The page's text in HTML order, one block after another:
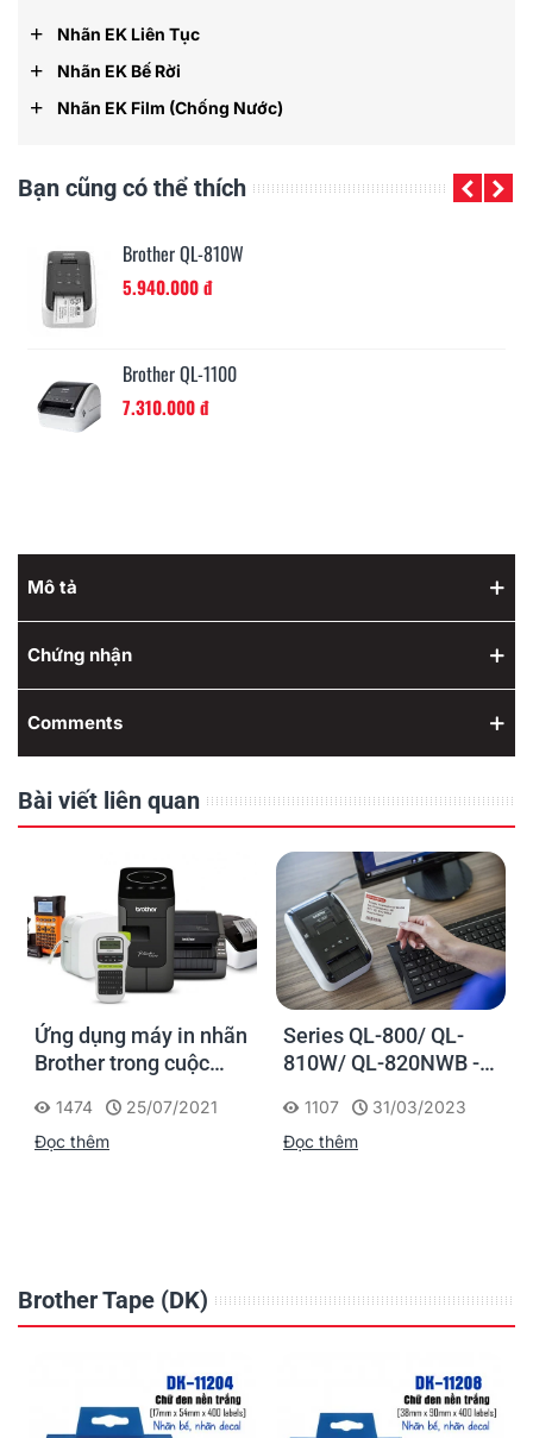
+ Nhãn EK Liên Tục
+ Nhãn EK Bế Rời
+ Nhãn EK Film (chống Nước)
Bạn cũng có thể thích
Brother QL-810W
5.940.000 đ
Brother QL-1100
7.310.000 đ
Mô tả
Chứng nhận
Comments
Bài viết liên quan
Ứng dụng máy in nhãn
Brother trong cuộc
1474
25/07/2021
Đọc thêm
Series QL-800/ QL-
810W/ QL-820NWB -
chuyên nghiệp
1107
31/03/2023
Đọc thêm
Brother Tape (DK)